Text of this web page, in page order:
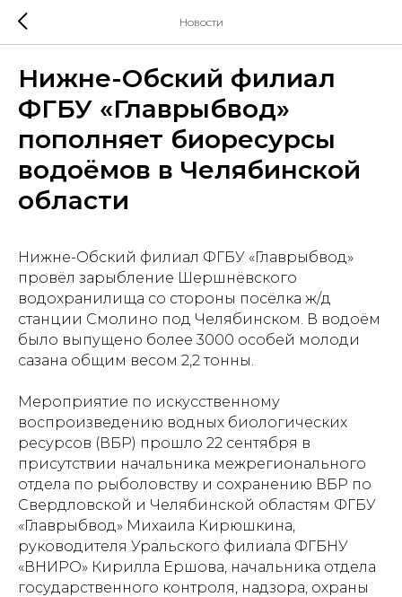
Новости
Нижне-Обский филиал
ФГБУ «Главрыбвод»
пополняет биоресурсы
водоёмов в Челябинской
области
Нижне-Обский филиал ФГБУ «Главрыбвод»
провёл зарыбление Шершнёвского
водохранилища со стороны посёлка ж/д
станции Смолино под Челябинском. В водоём
было выпущено более 3000 особей молоди
сазана общим весом 2,2 тонны.
Мероприятие по искусственному
воспроизведению водных биологических
ресурсов (ВБР) прошло 22 сентября в
присутствии начальника межрегионального
отдела по рыболовству и сохранению ВБР по
Свердловской и Челябинской областям ФГБУ
«Главрыбвод» Михаила Кирюшкина,
руководителя Уральского филиала ФГБНУ
«ВНИРО» Кирилла Ершова, начальника отдела
государственного контроля, надзора, охраны